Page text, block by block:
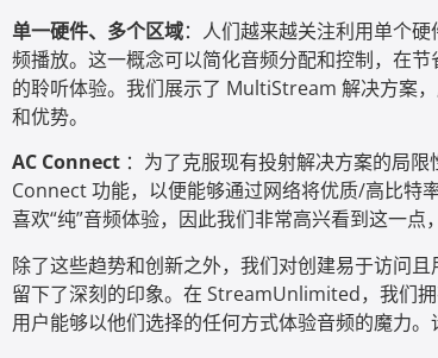
单一硬件、多个区域：人们越来越关注利用单个
频播放。这一概念可以简化音频分配和控制，在
的聆听体验。我们展示了 MultiStream 解决方案
和优势。
AC Connect ：为了克服现有投射解决方案的局
Connect 功能，以便能够通过网络将优质/高比特
喜欢“纯”音频体验，因此我们非常高兴看到这一点
除了这些趋势和创新之外，我们对创建易于访问
留下了深刻的印象。在 StreamUnlimited，我们
用户能够以他们选择的任何方式体验音频的魔力。